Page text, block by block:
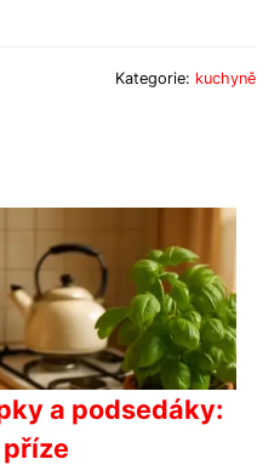
Kategorie: kuchyně
a podsedáky: